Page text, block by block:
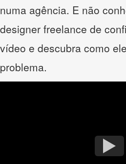
numa agência. E não
designer freelance de
vídeo e descubra como
problema.